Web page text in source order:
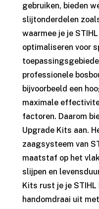
gebruiken, bieden
slijtonderdelen
waarmee je je
optimaliseren voor
professionele
bijvoorbeeld een
maximale
factoren. Daarom
Upgrade Kits aan.
zaagsysteem van
maatstaf op het
slijpen en
Kits rust je je
handomdraai uit